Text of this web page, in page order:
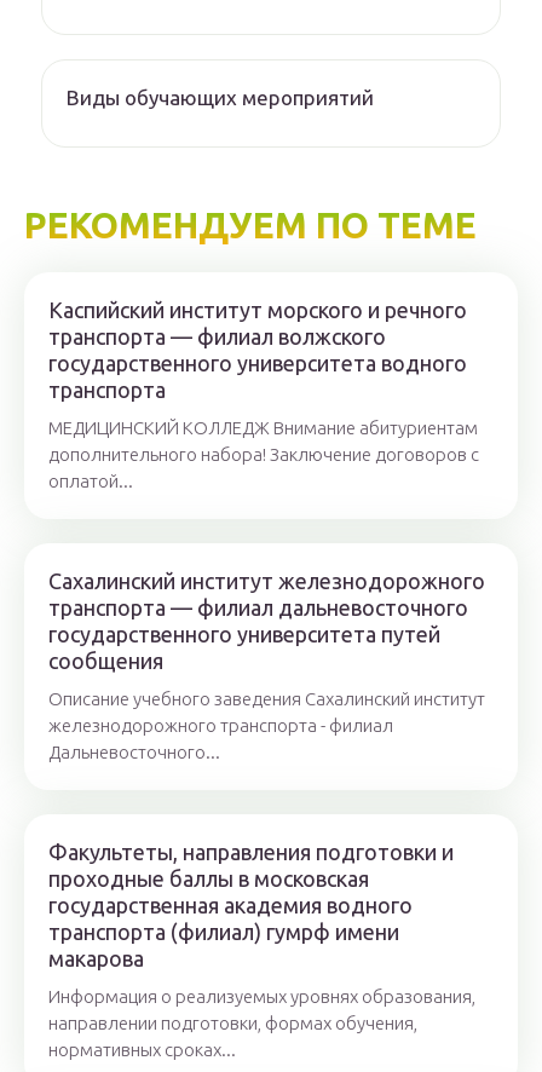
Виды обучающих мероприятий
РЕКОМЕНДУЕМ ПО ТЕМЕ
Каспийский институт морского и речного
транспорта — филиал волжского
государственного университета водного
транспорта
МЕДИЦИНСКИЙ КОЛЛЕДЖ Внимание абитуриентам
дополнительного набора! Заключение договоров с
оплатой...
Сахалинский институт железнодорожного
транспорта — филиал дальневосточного
государственного университета путей
сообщения
Описание учебного заведения Сахалинский институт
железнодорожного транспорта - филиал
Дальневосточного...
Факультеты, направления подготовки и
проходные баллы в московская
государственная академия водного
транспорта (филиал) гумрф имени
макарова
Информация о реализуемых уровнях образования,
направлении подготовки, формах обучения,
нормативных сроках...